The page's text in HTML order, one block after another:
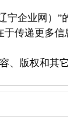
宁企业网）”
传递更多
、版权和其